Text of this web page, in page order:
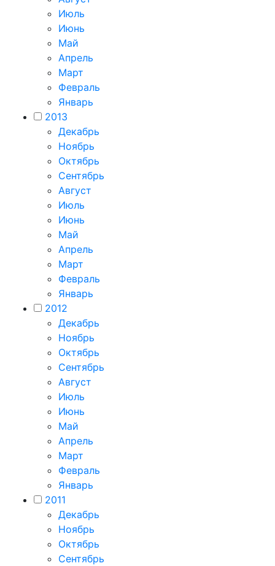
Июль
Июнь
Май
Апрель
Март
Февраль
Январь
2013
Декабрь
Ноябрь
Октябрь
Сентябрь
Август
Июль
Июнь
Май
Апрель
Март
Февраль
Январь
2012
Декабрь
Ноябрь
Октябрь
Сентябрь
Август
Июль
Июнь
Май
Апрель
Март
Февраль
Январь
2011
Декабрь
Ноябрь
Октябрь
Сентябрь